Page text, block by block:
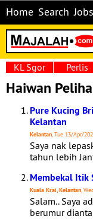
Home Search Jobs
KL Sgor Perlis
Haiwan
Pure Kucing
Kelantan
Kelantan, Tue 13/Apr/
Saya nak
tahun lebih
Membekal Itik
Kuala Krai, Kelantan,
Salam.. Saya
berumur